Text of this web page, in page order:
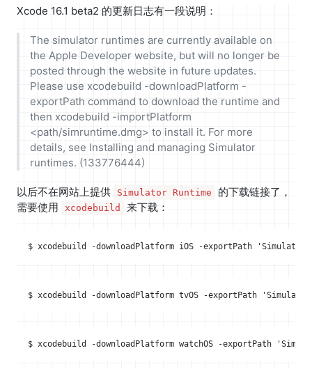
Xcode 16.1 beta2 的更新日志有一段说明：
The simulator runtimes are currently available on
the Apple Developer website, but will no longer be
posted through the website in future updates.
Please use xcodebuild -downloadPlatform -
exportPath command to download the runtime and
then xcodebuild -importPlatform
<path/simruntime.dmg> to install it. For more
details, see Installing and managing Simulator
runtimes. (133776444)
以后不在网站上提供 Simulator Runtime
的下载链接了，
需要使用
xcodebuild 来下载：